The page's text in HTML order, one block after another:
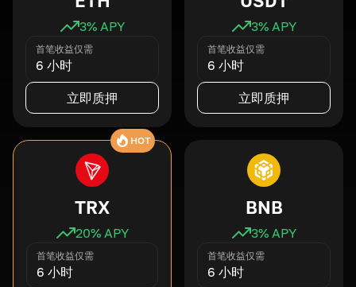
3% APY
首笔收益仅需
6 小时
立即质押
3% APY
首笔收益仅需
6 小时
立即质押
HOT
TRX
20% APY
首笔收益仅需
6 小时
BNB
3% APY
首笔收益仅需
6 小时